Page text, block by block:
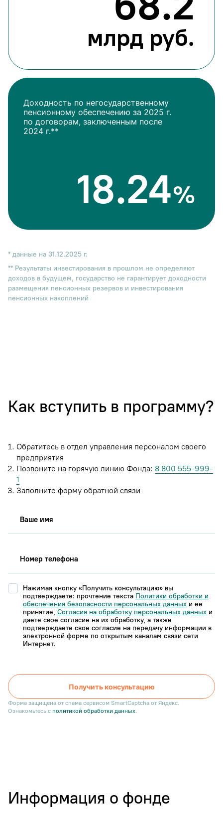
млрд руб.
Доходность по негосударственному
пенсионному обеспечению за 2025 г.
по договорам, заключенным после
2024 г.**
18.24%
* данные на 31.12.2025 г.
** Результаты инвестирования в прошлом не определяют
доходов в будущем, государство не гарантирует доходности
размещения пенсионных резервов и инвестирования
пенсионных накоплений
Как вступить в программу?
Обратитесь в отдел управления персоналом своего
предприятия
Позвоните на горячую линию Фонда: 8 800 555-999-
1
Заполните форму обратной связи
Вашe имя
Номер телефона
Нажимая кнопку «Получить консультацию» вы
подтверждаете: прочтение текста Политики обработки и
обеспечения безопасности персональных данных и ее
принятие, Согласия на обработку персональных данных и
даете свое согласие на их обработку, а также
подтверждаете свое согласие на передачу информации в
электронной форме по открытым каналам связи сети
Интернет.
Получить консультацию
Форма защищена от спама сервисом SmartCaptcha от Яндекс.
Ознакомьтесь с политикой обработки данных.
Информация о фонде